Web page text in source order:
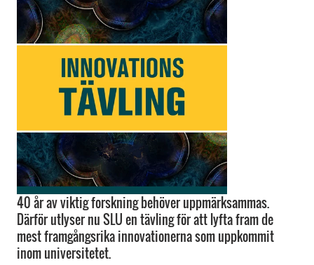
40 år av viktig forskning behöver uppmärksammas.
Därför utlyser nu SLU en tävling för att lyfta fram de
mest framgångsrika innovationerna som uppkommit
inom universitetet.